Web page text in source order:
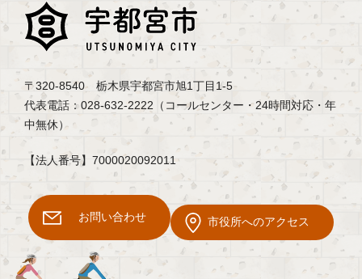
〒320-8540 栃木県宇都宮市旭1丁目1-5
代表電話：028-632-2222（コールセンター・24時間対応・年
中無休）
【法人番号】7000020092011
お問い合わせ 市役所へのアクセス